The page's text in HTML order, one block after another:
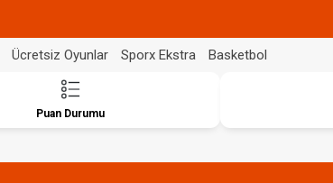
Ücretsiz Oyunlar Sporx Ekstra Basketbol
Puan Durumu